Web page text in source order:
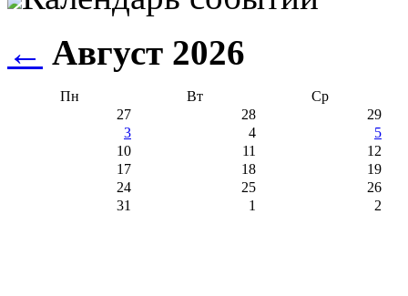
← Август 2026
Пн Вт
Ср
27
28
29
3
4
5
10
11
12
17
18
19
24
25
26
31
1 2